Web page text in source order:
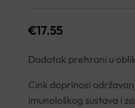
€17.55
Dodatak prehrani u
Cink doprinosi
imunološkog sustava i